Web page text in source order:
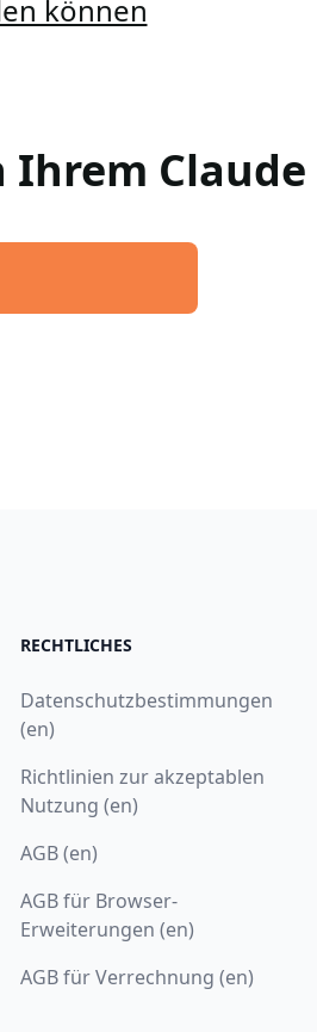
können
Ihrem Claude
RECHTLICHES
Datenschutzbestimmungen
(en)
Richtlinien zur akzeptablen
Nutzung (en)
AGB (en)
AGB für Browser-
Erweiterungen (en)
AGB für Verrechnung (en)